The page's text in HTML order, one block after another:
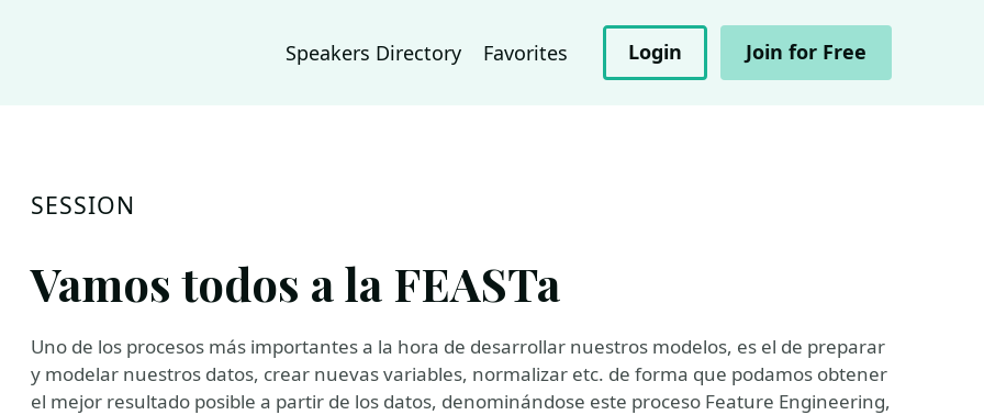
Speakers Directory Favorites Login Join for Free
SESSION
Vamos todos a la FEASTa
Uno de los procesos más importantes a la hora de desarrollar nuestros modelos, es el de preparar
y modelar nuestros datos, crear nuevas variables, normalizar etc. de forma que podamos obtener
el mejor resultado posible a partir de los datos, denominándose este proceso Feature Engineering,